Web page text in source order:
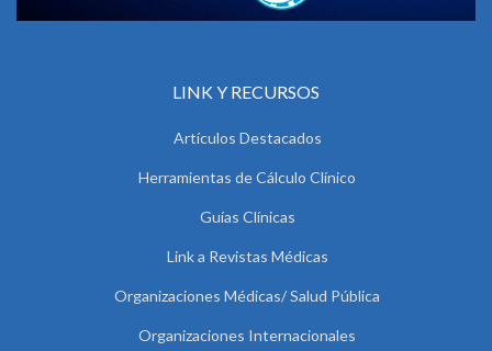
LINK Y RECURSOS
Artículos Destacados
Herramientas de Cálculo Clínico
Guías Clínicas
Link a Revistas Médicas
Organizaciones Médicas/ Salud Pública
Organizaciones Internacionales